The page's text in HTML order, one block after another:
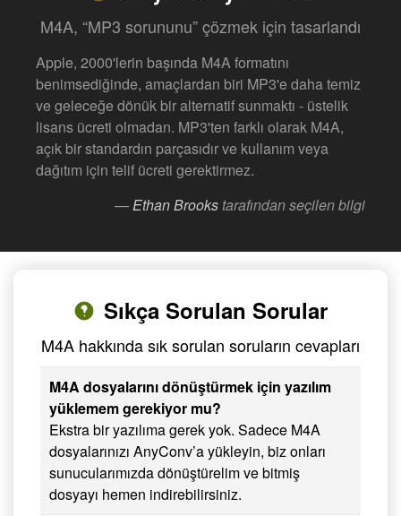
M4A, “MP3 sorununu” çözmek için tasarlandı
Apple, 2000'lerin başında M4A formatını
benimsediğinde, amaçlardan biri MP3'e daha temiz
ve geleceğe dönük bir alternatif sunmaktı - üstelik
lisans ücreti olmadan. MP3'ten farklı olarak M4A,
açık bir standardın parçasıdır ve kullanım veya
dağıtım için telif ücreti gerektirmez.
—Ethan Brooks tarafından seçilen bilgi
Sıkça Sorulan Sorular
M4A hakkında sık sorulan soruların cevapları
M4A dosyalarını dönüştürmek için yazılım
yüklemem gerekiyor mu?
Ekstra bir yazılıma gerek yok. Sadece M4A
dosyalarınızı AnyConv’a yükleyin, biz onları
sunucularımızda dönüştürelim ve bitmiş
dosyayı hemen indirebilirsiniz.